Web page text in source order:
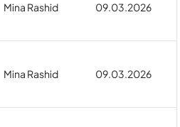
Mina Rashid 09.03.2026
Mina Rashid 09.03.2026